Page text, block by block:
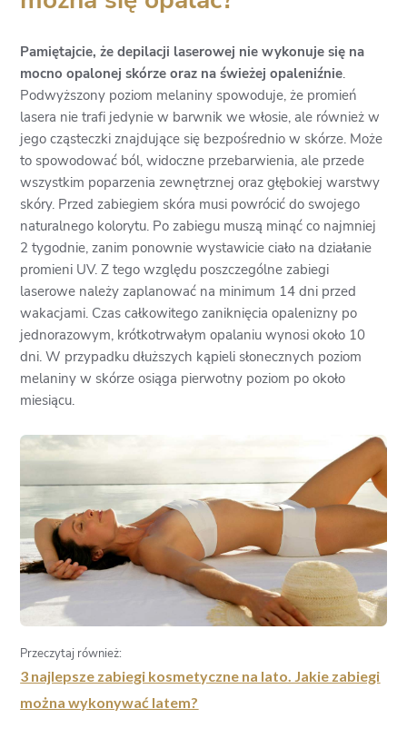
Pamiętajcie, że depilacji laserowej nie wykonuje się na
mocno opalonej skórze oraz na świeżej opaleniźnie.
Podwyższony poziom melaniny spowoduje, że promień
lasera nie trafi jedynie w barwnik we włosie, ale również w
jego cząsteczki znajdujące się bezpośrednio w skórze. Może
to spowodować ból, widoczne przebarwienia, ale przede
wszystkim poparzenia zewnętrznej oraz głębokiej warstwy
skóry. Przed zabiegiem skóra musi powrócić do swojego
naturalnego kolorytu. Po zabiegu muszą minąć co najmniej
2 tygodnie, zanim ponownie wystawicie ciało na działanie
promieni UV. Z tego względu poszczególne zabiegi
laserowe należy zaplanować na minimum 14 dni przed
wakacjami. Czas całkowitego zaniknięcia opalenizny po
jednorazowym, krótkotrwałym opalaniu wynosi około 10
dni. W przypadku dłuższych kąpieli słonecznych poziom
melaniny w skórze osiąga pierwotny poziom po około
miesiącu.
Przeczytaj również:
3 najlepsze zabiegi kosmetyczne na lato. Jakie zabiegi
można wykonywać latem?